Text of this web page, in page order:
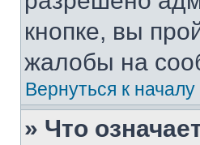
кнопке, вы
жалобы на
Вернуться к началу
» Что